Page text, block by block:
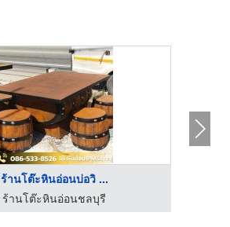
ร้านโต๊ะหินอ่อนบ่อวิ ...
ร้านโต๊ะหินอ่อนชลบุรี